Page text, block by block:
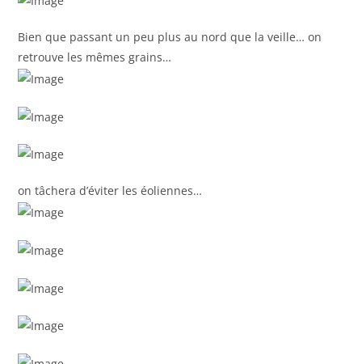
Bien que passant un peu plus au nord que la veille… on
retrouve les mêmes grains…
on tâchera d’éviter les éoliennes…